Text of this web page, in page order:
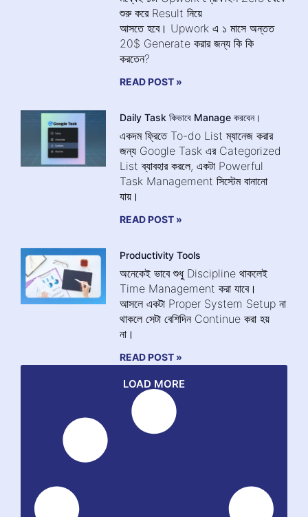
শুরু করে Result নিয়ে
আসতে হবে। Upwork এ ১ মাসে অন্তত
20$ Generate করার জন্য কি কি
করতেন?
READ POST »
Daily Task কিভাবে Manage করবেন।
একদম ফ্রিতে To-do List ম্যানেজ করার
জন্য Google Task এর Categorized
List ব্যাবহার করলে, একটা Powerful
Task Management সিস্টেম বানানো
যায়।
READ POST »
Productivity Tools
অনেকেই ভাবে শুধু Discipline থাকলেই
Time Management করা যাবে।
আসলে একটা Proper System Setup না
থাকলে সেটা বেশিদিন Continue করা হয়
না।
READ POST »
LOAD MORE